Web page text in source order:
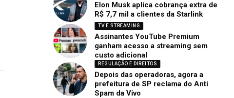
Elon Musk aplica cobrança extra de
R$ 7,7 mil a clientes da Starlink
TV E STREAMING
Assinantes YouTube Premium
ganham acesso a streaming sem
custo adicional
REGULAÇÃO E DIREITOS
Depois das operadoras, agora a
prefeitura de SP reclama do Anti
Spam da Vivo